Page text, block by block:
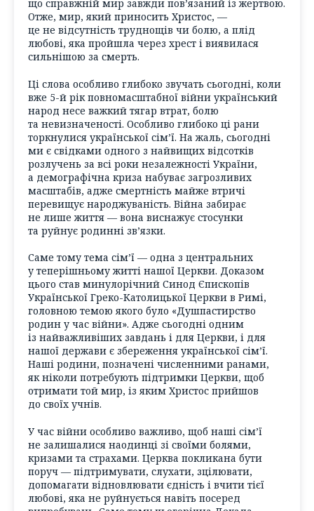
що справжній мир завжди пов’язаний із жертвою.
Отже, мир, який приносить Христос, —
це не відсутність труднощів чи болю, а плід
любові, яка пройшла через хрест і виявилася
сильнішою за смерть.
Ці слова особливо глибоко звучать сьогодні, коли
вже 5-й рік повномасштабної війни український
народ несе важкий тягар втрат, болю
та невизначеності. Особливо глибоко ці рани
торкнулися української сім’ї. На жаль, сьогодні
ми є свідками одного з найвищих відсотків
розлучень за всі роки незалежності України,
а демографічна криза набуває загрозливих
масштабів, адже смертність майже втричі
перевищує народжуваність. Війна забирає
не лише життя — вона виснажує стосунки
та руйнує родинні зв’язки.
Саме тому тема сім’ї — одна з центральних
у теперішньому житті нашої Церкви. Доказом
цього став минулорічний Синод Єпископів
Української Греко-Католицької Церкви в Римі,
головною темою якого було «Душпастирство
родин у час війни». Адже сьогодні одним
із найважливіших завдань і для Церкви, і для
нашої держави є збереження української сім’ї.
Наші родини, позначені численними ранами,
як ніколи потребують підтримки Церкви, щоб
отримати той мир, із яким Христос прийшов
до своїх учнів.
У час війни особливо важливо, щоб наші сім’ї
не залишалися наодинці зі своїми болями,
кризами та страхами. Церква покликана бути
поруч — підтримувати, слухати, зцілювати,
допомагати відновлювати єдність і вчити тієї
любові, яка не руйнується навіть посеред